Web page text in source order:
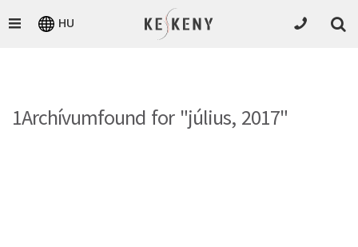
HU
1Archívumfound for "július, 2017"